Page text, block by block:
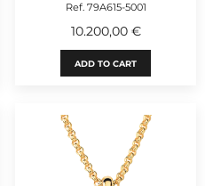
Ref. 79A615-5001
10.200,00 €
ADD TO CART